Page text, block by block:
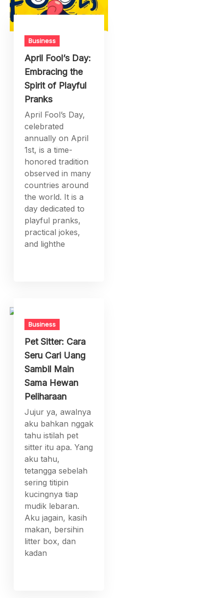
Business
April Fool’s Day:
Embracing the
Spirit of Playful
Pranks
April Fool’s Day,
celebrated
annually on April
1st, is a time-
honored tradition
observed in many
countries around
the world. It is a
day dedicated to
playful pranks,
practical jokes,
and lighthe
Business
Pet Sitter: Cara
Seru Cari Uang
Sambil Main
Sama Hewan
Peliharaan
Jujur ya, awalnya
aku bahkan nggak
tahu istilah pet
sitter itu apa. Yang
aku tahu,
tetangga sebelah
sering titipin
kucingnya tiap
mudik lebaran.
Aku jagain, kasih
makan, bersihin
litter box, dan
kadan